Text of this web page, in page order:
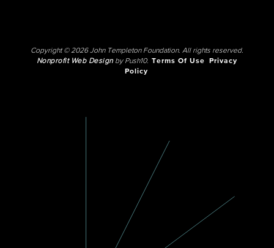
Copyright © 2026 John Templeton Foundation. All rights reserved.
Nonprofit Web Designby Push10. Terms Of Use
Privacy
Policy